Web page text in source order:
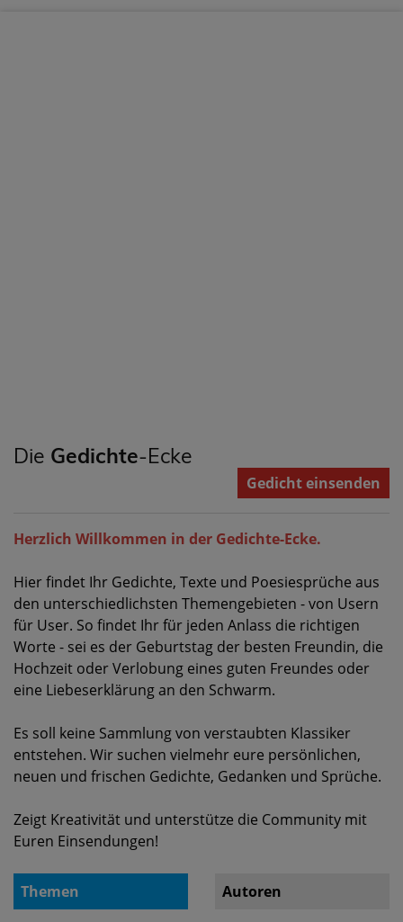
Die Gedichte-Ecke
Gedicht einsenden
Herzlich Willkommen in der Gedichte-Ecke.
Hier findet Ihr Gedichte, Texte und Poesiesprüche aus
den unterschiedlichsten Themengebieten - von Usern
für User. So findet Ihr für jeden Anlass die richtigen
Worte - sei es der Geburtstag der besten Freundin, die
Hochzeit oder Verlobung eines guten Freundes oder
eine Liebeserklärung an den Schwarm.
Es soll keine Sammlung von verstaubten Klassiker
entstehen. Wir suchen vielmehr eure persönlichen,
neuen und frischen Gedichte, Gedanken und Sprüche.
Zeigt Kreativität und unterstütze die Community mit
Euren Einsendungen!
Themen Autoren